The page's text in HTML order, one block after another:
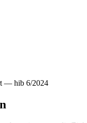
— hib 6/2024